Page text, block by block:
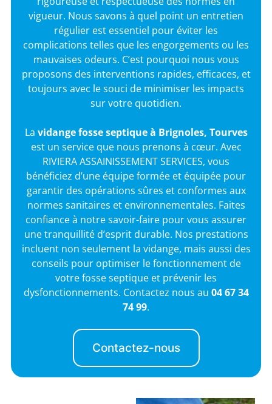
vigueur. Nous savons à quel point un entretien
régulier est essentiel pour éviter les
complications telles que les engorgements ou les
mauvaises odeurs. C’est pourquoi nous vous
proposons des interventions rapides, efficaces, et
toujours avec le souci de minimiser les impacts
sur votre quotidien.
La vidange fosse septiqueà Brignoles, Tourves
est un service que nous prenons à cœur. Avec
RIVIERA ASSAINISSEMENT SERVICES, vous
bénéficiez d’une équipe formée et équipée pour
garantir des opérations sûres et conformes aux
normes sanitaires et environnementales. Faites
confiance à notre savoir-faire pour vous assurer
une tranquillité d’esprit durable. Nos prestations
incluent non seulement la vidange, mais aussi des
conseils pour optimiser le fonctionnement de
votre fosse septique et prévenir les
dysfonctionnements. Contactez nous au 04 67 34
74 99.
Contactez-nous